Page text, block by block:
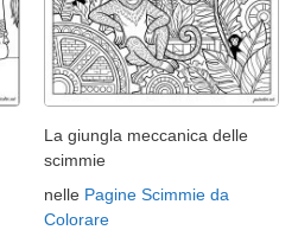
La giungla meccanica delle
scimmie
nelle Pagine Scimmie da
Colorare